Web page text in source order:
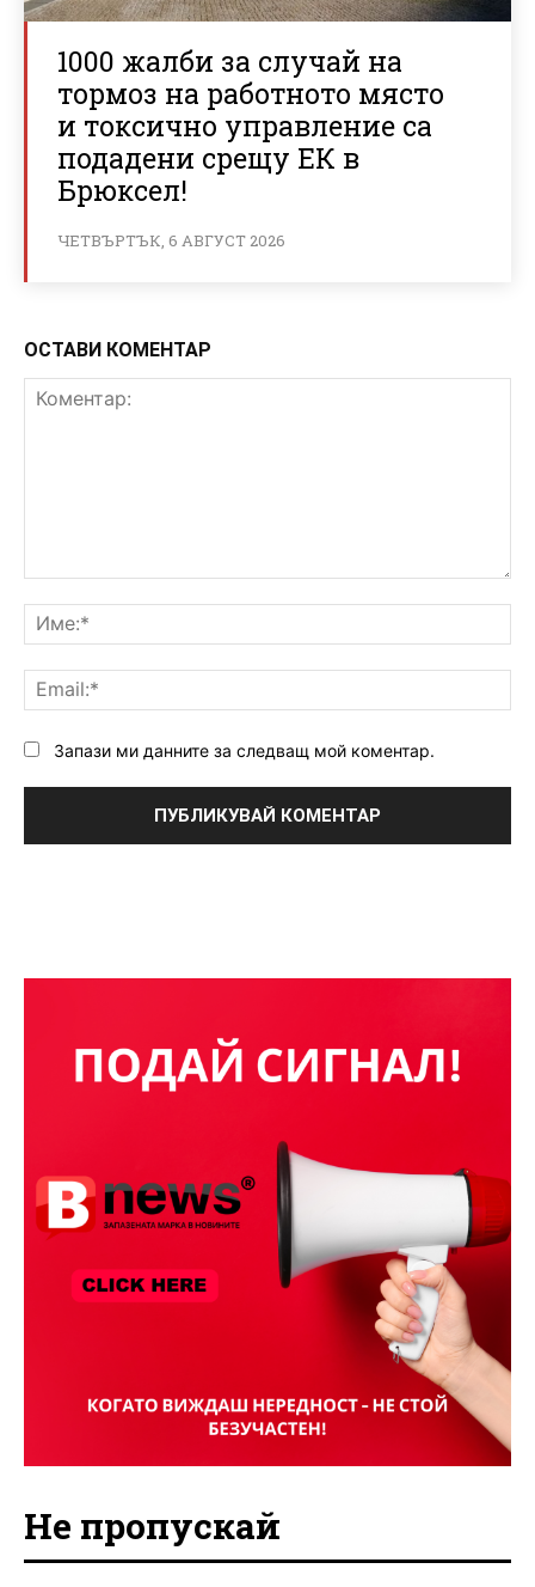
1000 жалби за случай на
тормоз на работното място
и токсично управление са
подадени срещу ЕК в
Брюксел!
ЧЕТВЪРТЪК, 6 АВГУСТ 2026
ОСТАВИ КОМЕНТАР
Запази ми данните за следващ мой коментар.
Не пропускай